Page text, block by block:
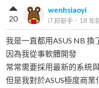
wenhsiaoyi
iT邦新手 ． 18 年
20
我是一直都用ASUS NB 換
因為我從事軟體開發
常常需要採用最新的系統
但是我對於ASUS極度商業